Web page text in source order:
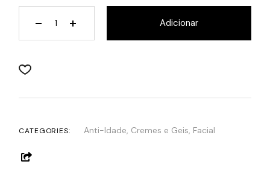
Adicionar
CATEGORIES: Anti-Idade, Cremes e Geis, Facial